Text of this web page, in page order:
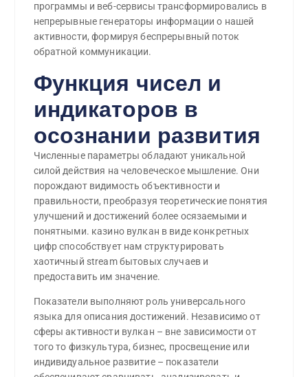
программы и веб-сервисы трансформировались в
непрерывные генераторы информации о нашей
активности, формируя беспрерывный поток
обратной коммуникации.
Функция чисел и
индикаторов в
осознании развития
Численные параметры обладают уникальной
силой действия на человеческое мышление. Они
порождают видимость объективности и
правильности, преобразуя теоретические понятия
улучшений и достижений более осязаемыми и
понятными. казино вулкан в виде конкретных
цифр способствует нам структурировать
хаотичный stream бытовых случаев и
предоставить им значение.
Показатели выполняют роль универсального
языка для описания достижений. Независимо от
сферы активности вулкан – вне зависимости от
того то физкультура, бизнес, просвещение или
индивидуальное развитие – показатели